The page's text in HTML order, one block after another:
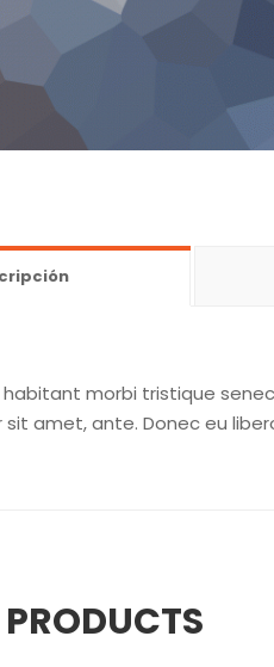
morbi tristique
amet, ante. Donec eu